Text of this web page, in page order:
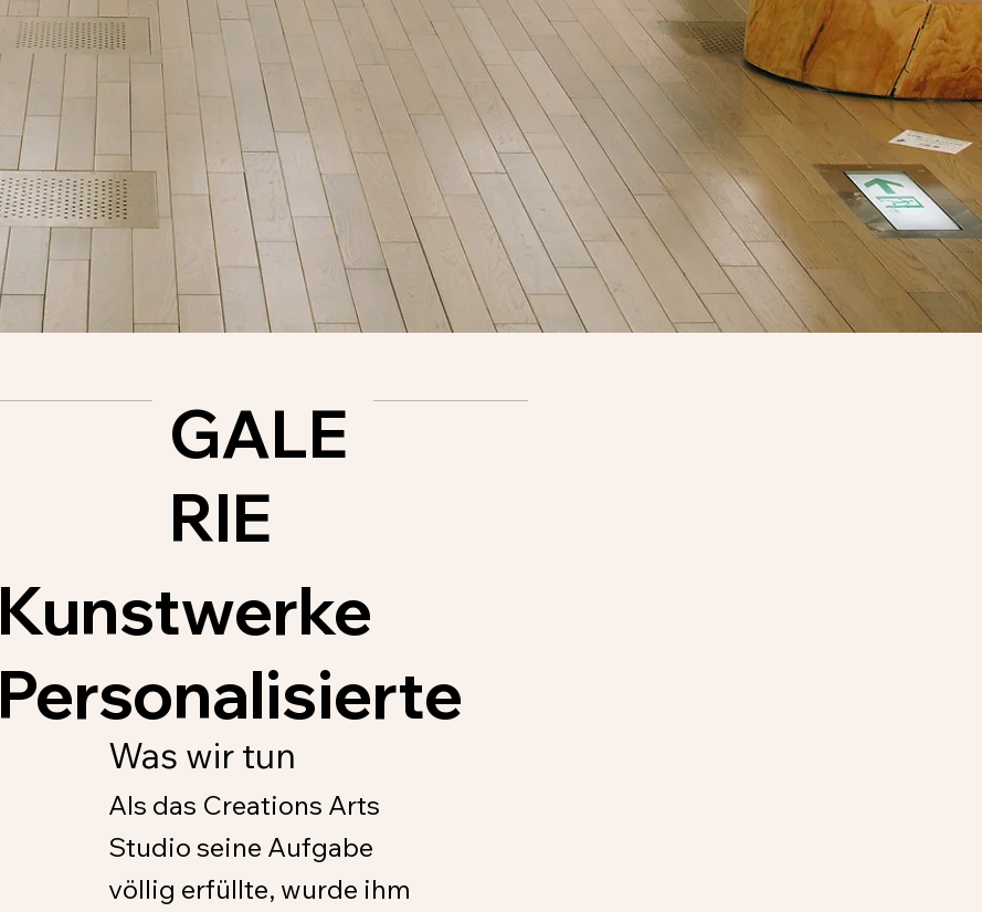
GALE
RIE
Kunstwerke
Personalisierte
Was wir tun
Als das Creations Arts
Studio seine Aufgabe
völlig erfüllte, wurde ihm